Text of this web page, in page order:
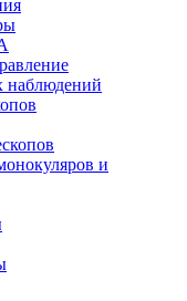
наблюдений
и